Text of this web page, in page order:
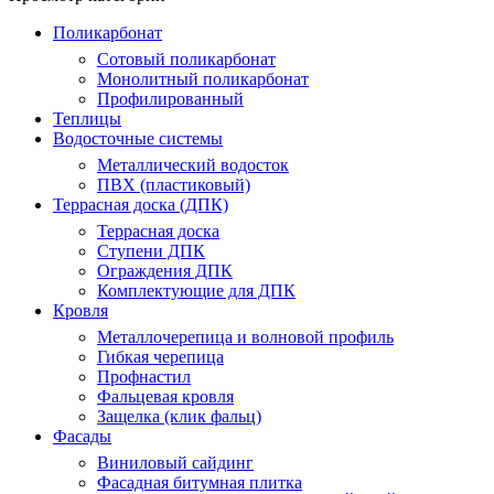
Поликарбонат
Сотовый поликарбонат
Монолитный поликарбонат
Профилированный
Теплицы
Водосточные системы
Металлический водосток
ПВХ (пластиковый)
Террасная доска (ДПК)
Террасная доска
Ступени ДПК
Ограждения ДПК
Комплектующие для ДПК
Кровля
Металлочерепица и волновой профиль
Гибкая черепица
Профнастил
Фальцевая кровля
Защелка (клик фальц)
Фасады
Виниловый сайдинг
Фасадная битумная плитка